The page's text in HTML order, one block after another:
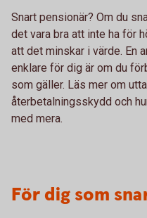
Snart pensionär? Om du
det vara bra att inte ha för
att det minskar i värde. En
enklare för dig är om du
som gäller. Läs mer om
återbetalningsskydd och
med mera.
För dig som